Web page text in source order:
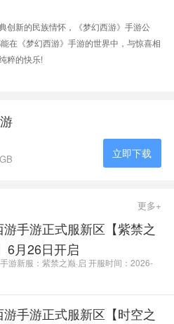
创新的民族情怀，《梦幻西游》手游公
在《梦幻西游》手游的世界中，与惊喜相
粹的快乐!
立即下载
更多+
游手游正式服新区【紫禁之
6月26日开启
游新服：紫禁之巅·启 开服时间：2026-
游手游正式服新区【时空之